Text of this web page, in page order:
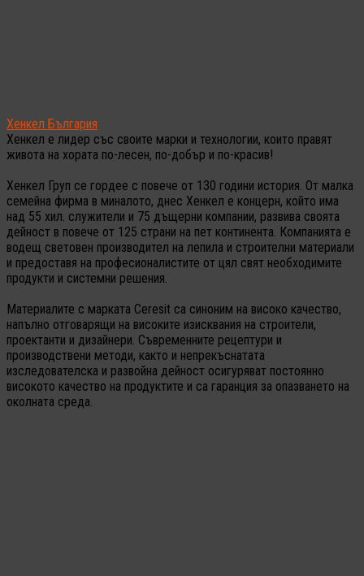
Хенкел България
Хенкел е лидер със своите марки и технологии, които правят
живота на хората по-лесен, по-добър и по-красив!
Хенкел Груп се гордее с повече от 130 години история. От малка
семейна фирма в миналото, днес Хенкел е концерн, който има
над 55 хил. служители и 75 дъщерни компании, развива своята
дейност в повече от 125 страни на пет континента. Компанията е
водещ световен производител на лепила и строителни материали
и предоставя на професионалистите от цял свят необходимите
продукти и системни решения.
Материалите с марката Ceresit са синоним на високо качество,
напълно отговарящи на високите изисквания на строители,
проектанти и дизайнери. Съвременните рецептури и
производствени методи, както и непрекъснатата
изследователска и развойна дейност осигуряват постоянно
високото качество на продуктите и са гаранция за опазването на
околната среда.